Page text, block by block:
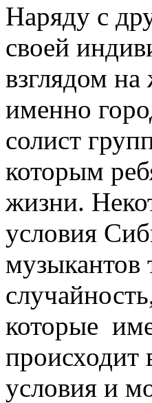
Наряду с
своей
взглядом
именно
солист
которым
жизни.
условия
музыкантов
которые
происходит
условия и